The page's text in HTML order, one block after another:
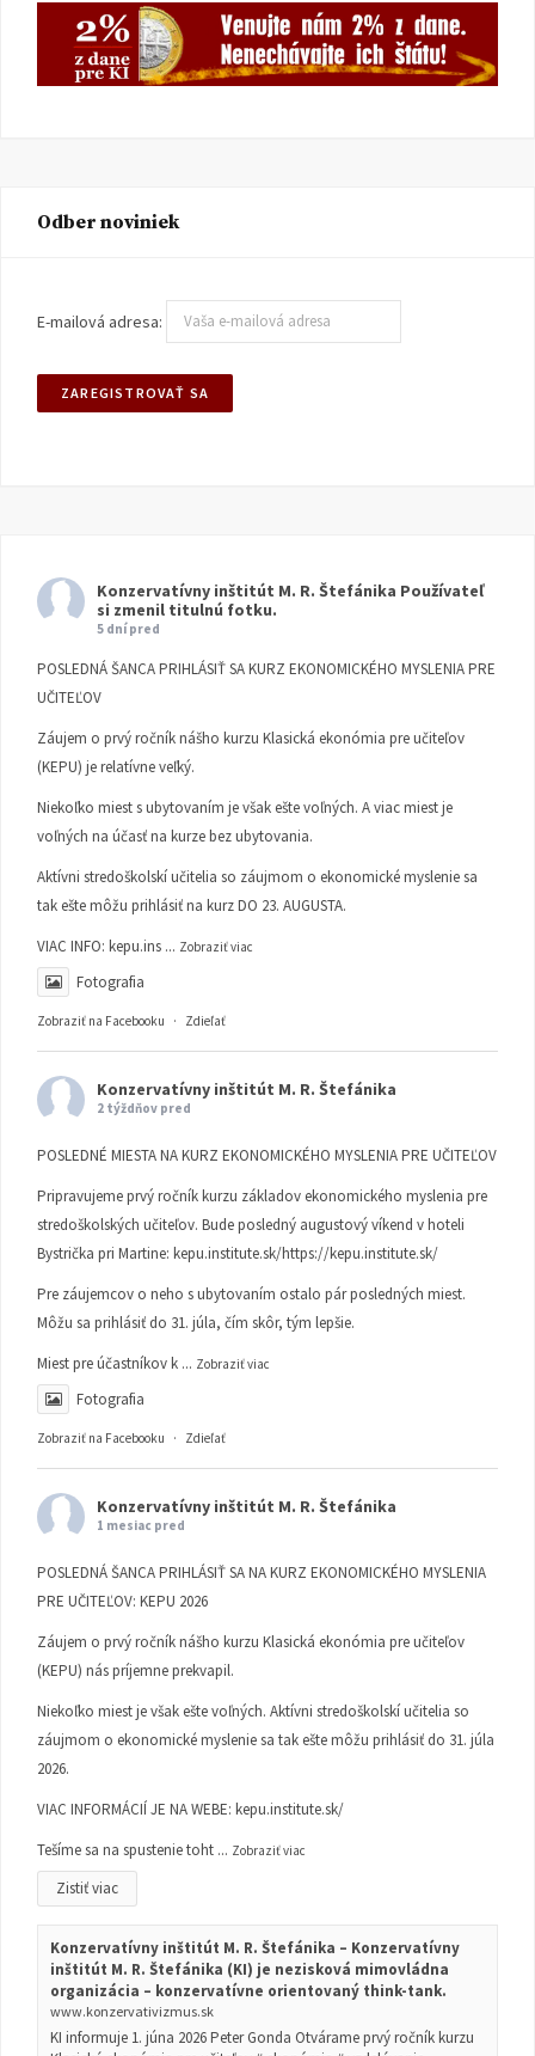
Odber noviniek
E-mailová adresa:
Konzervatívny inštitút M. R. Štefánika Používateľ
si zmenil titulnú fotku.
5 dní pred
POSLEDNÁ ŠANCA PRIHLÁSIŤ SA KURZ EKONOMICKÉHO MYSLENIA PRE
UČITEĽOV
Záujem o prvý ročník nášho kurzu Klasická ekonómia pre učiteľov
(KEPU) je relatívne veľký.
Niekoľko miest s ubytovaním je však ešte voľných. A viac miest je
voľných na účasť na kurze bez ubytovania.
Aktívni stredoškolskí učitelia so záujmom o ekonomické myslenie sa
tak ešte môžu prihlásiť na kurz DO 23. AUGUSTA.
VIAC INFO: kepu.ins ... Zobraziť viac
Fotografia
Zobraziť na Facebooku · Zdieľať
Konzervatívny inštitút M. R. Štefánika
2 týždňov pred
POSLEDNÉ MIESTA NA KURZ EKONOMICKÉHO MYSLENIA PRE UČITEĽOV
Pripravujeme prvý ročník kurzu základov ekonomického myslenia pre
stredoškolských učiteľov. Bude posledný augustový víkend v hoteli
Bystrička pri Martine: kepu.institute.sk/https://kepu.institute.sk/
Pre záujemcov o neho s ubytovaním ostalo pár posledných miest.
Môžu sa prihlásiť do 31. júla, čím skôr, tým lepšie.
Miest pre účastníkov k ... Zobraziť viac
Fotografia
Zobraziť na Facebooku · Zdieľať
Konzervatívny inštitút M. R. Štefánika
1 mesiac pred
POSLEDNÁ ŠANCA PRIHLÁSIŤ SA NA KURZ EKONOMICKÉHO MYSLENIA
PRE UČITEĽOV: KEPU 2026
Záujem o prvý ročník nášho kurzu Klasická ekonómia pre učiteľov
(KEPU) nás príjemne prekvapil.
Niekoľko miest je však ešte voľných. Aktívni stredoškolskí učitelia so
záujmom o ekonomické myslenie sa tak ešte môžu prihlásiť do 31. júla
2026.
VIAC INFORMÁCIÍ JE NA WEBE: kepu.institute.sk/
Tešíme sa na spustenie toht ... Zobraziť viac
Zistiť viac
Konzervatívny inštitút M. R. Štefánika – Konzervatívny
inštitút M. R. Štefánika (KI) je nezisková mimovládna
organizácia – konzervatívne orientovaný think-tank.
www.konzervativizmus.sk
KI informuje 1. júna 2026 Peter Gonda Otvárame prvý ročník kurzu